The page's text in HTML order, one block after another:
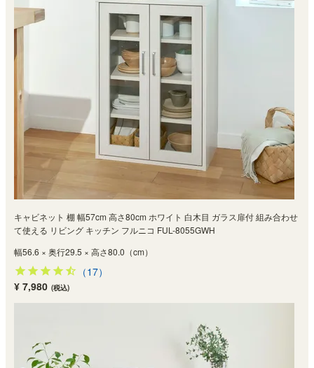
キャビネット 棚 幅57cm 高さ80cm ホワイト 白木目 ガラス扉付 組み合わせ
て使える リビング キッチン フルニコ FUL-8055GWH
幅56.6 × 奥行29.5 × 高さ80.0（cm）
（17）
¥ 7,980 (税込)